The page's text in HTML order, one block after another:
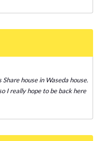
house in Waseda house.
I really hope to be back here